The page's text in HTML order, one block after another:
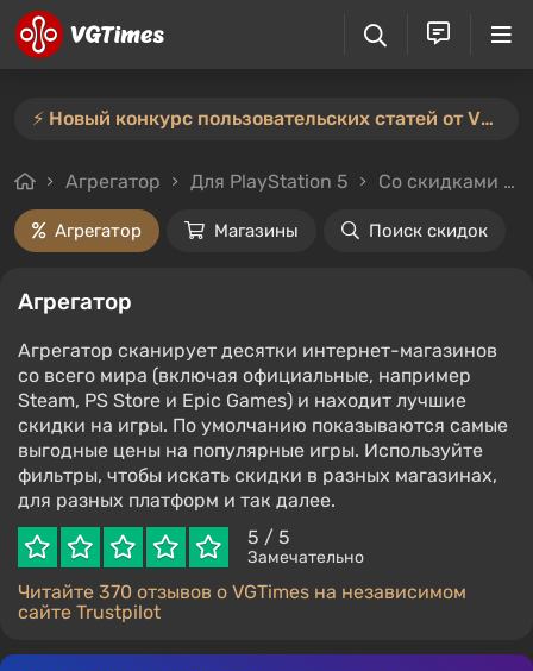
⚡️ Новый конкурс пользовательских статей от VGTimes — участвуйте тут ⚡️
Агрегатор Для PlayStation 5 Со скидками и без
Агрегатор Магазины Поиск скидок
Агрегатор
Агрегатор сканирует десятки интернет-магазинов
со всего мира (включая официальные, например
Steam, PS Store и Epic Games) и находит лучшие
скидки на игры. По умолчанию показываются самые
выгодные цены на популярные игры. Используйте
фильтры, чтобы искать скидки в разных магазинах,
для разных платформ и так далее.
5 / 5
Замечательно
Читайте 370 отзывов о VGTimes на независимом
сайте Trustpilot